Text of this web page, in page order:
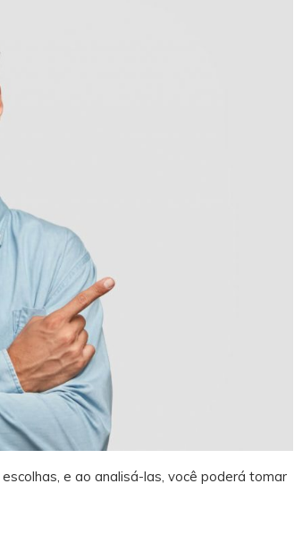
e ao analisá-las, você poderá tomar